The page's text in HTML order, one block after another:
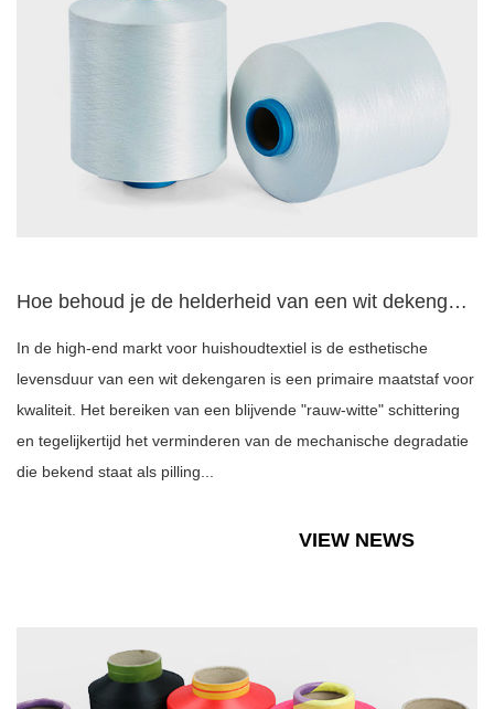
Hoe behoud je de helderheid van een wit dekengaren en voorko...
In de high-end markt voor huishoudtextiel is de esthetische
levensduur van een wit dekengaren is een primaire maatstaf voor
kwaliteit. Het bereiken van een blijvende "rauw-witte" schittering
en tegelijkertijd het verminderen van de mechanische degradatie
die bekend staat als pilling...
VIEW NEWS